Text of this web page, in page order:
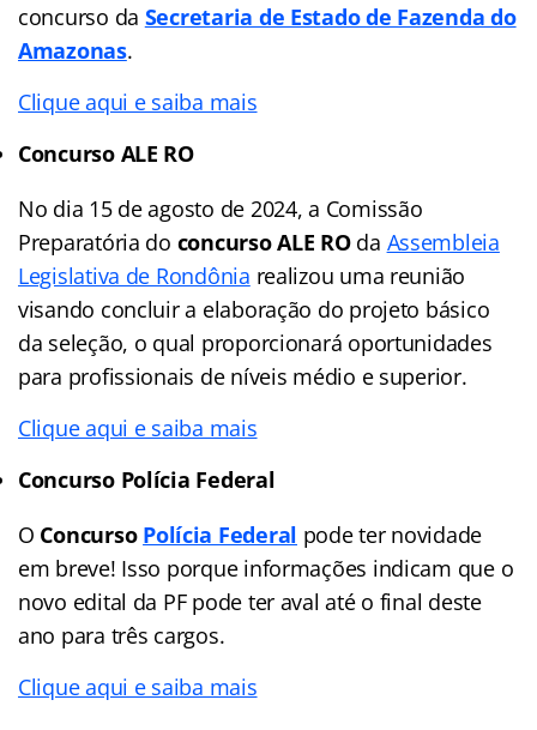
concurso da Secretaria de Estado de Fazenda do
Amazonas.
Clique aqui e saiba mais
Concurso ALE RO
No dia 15 de agosto de 2024, a Comissão
Preparatória do concurso ALE ROda Assembleia
Legislativa de Rondônia realizou uma reunião
visando concluir a elaboração do projeto básico
da seleção, o qual proporcionará oportunidades
para profissionais de níveis médio e superior.
Clique aqui e saiba mais
Concurso Polícia Federal
O Concurso Polícia Federal pode ter novidade
em breve! Isso porque informações indicam que o
novo edital da PF pode ter aval até o final deste
ano para três cargos.
Clique aqui e saiba mais